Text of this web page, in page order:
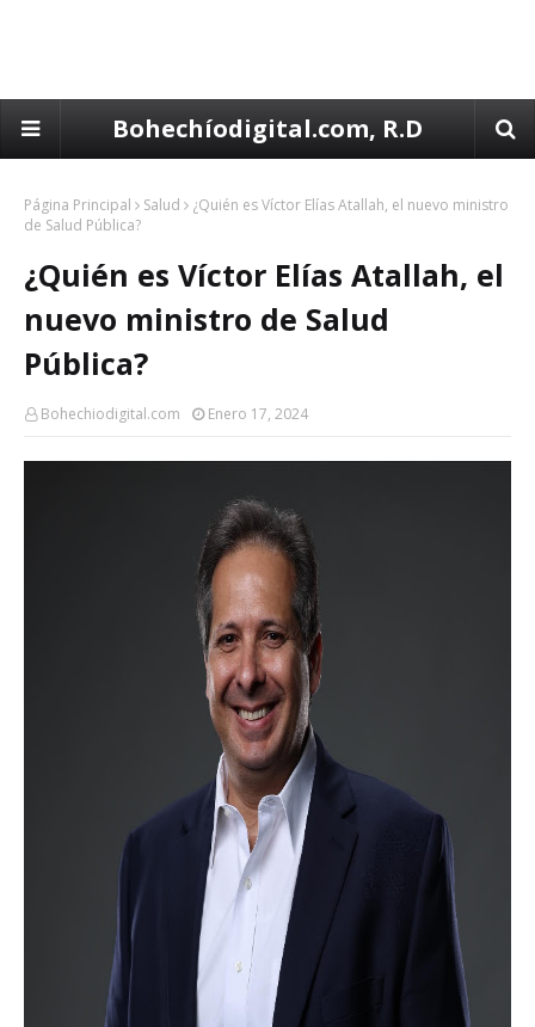
Bohechíodigital.com, R.D
Página Principal Salud
¿Quién es Víctor Elías Atallah, el nuevo ministro
de Salud Pública?
¿Quién es Víctor Elías Atallah, el
nuevo ministro de Salud
Pública?
Bohechiodigital.com Enero 17, 2024